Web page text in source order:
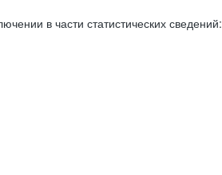
в части статистических сведений: